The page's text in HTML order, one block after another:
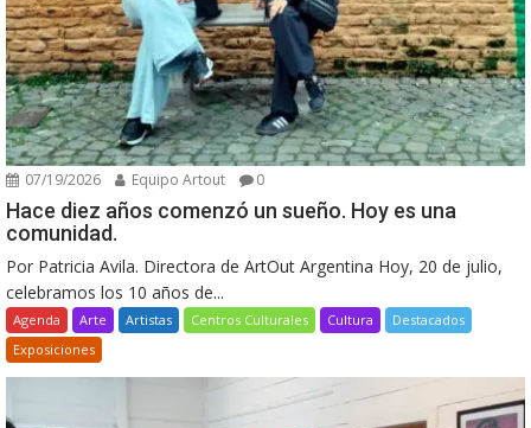
07/19/2026 Equipo Artout 0
Hace diez años comenzó un sueño. Hoy es una
comunidad.
Por Patricia Avila. Directora de ArtOut Argentina Hoy, 20 de julio,
celebramos los 10 años de...
Agenda Arte Artistas Centros Culturales Cultura
Destacados
Exposiciones